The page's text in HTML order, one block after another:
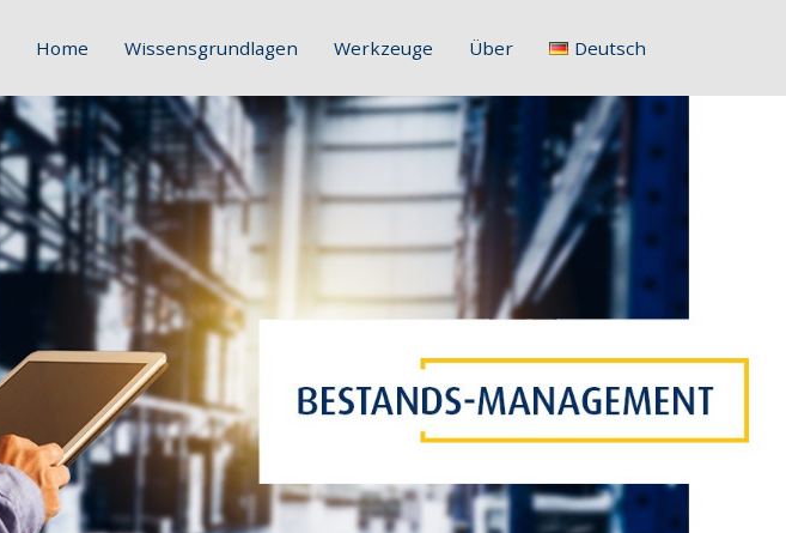
Home Wissensgrundlagen Werkzeuge Über Deutsch
English
Français
Italiano
Hrvatski
Polski